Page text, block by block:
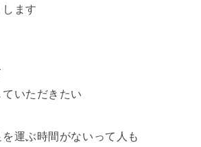
ます
いただきたい
運ぶ時間がないって人も